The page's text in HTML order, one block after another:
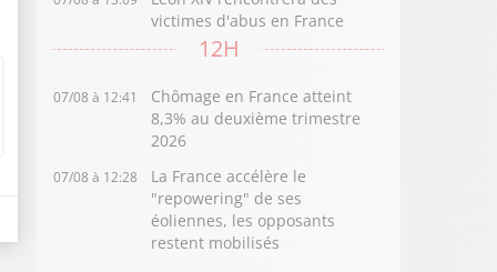
victimes d'abus en France
12H
07/08 à 12:41
Chômage en France atteint
8,3% au deuxième trimestre
2026
07/08 à 12:28
La France accélère le
"repowering" de ses
éoliennes, les opposants
restent mobilisés